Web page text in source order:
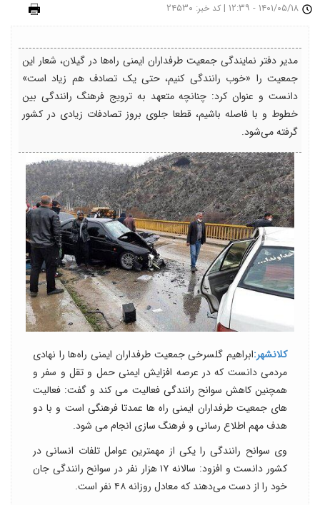
| کد خبر: ۲۴۵۳۰
مدیر دفتر نمایندگی جمعیت طرفداران ایمنی راه‌ها در گیلان، شعار این
جمعیت را «خوب رانندگی کنیم، حتی یک تصادف هم زیاد است»
دانست و عنوان کرد: چنانچه متعهد به ترویج فرهنگ رانندگی بین
خطوط و با فاصله باشیم، قطعا جلوی بروز تصادفات زیادی در کشور
گرفته می‌شود.
کلانشهر:ابراهیم گلسرخی جمعیت طرفداران ایمنی راه ها را نهادی
مردمی دانست که در عرصه افزایش ایمنی حمل و تقل و سفر و
همچنین کاهش سوانح رانندگی فعالیت می کند و گفت: فعالیت
های جمعیت طرفداران ایمنی راه ها عمدتا فرهنگی است و با دو
هدف مهم اطلاع رسانی و فرهنگ سازی انجام می شود.
وی سوانح رانندگی را یکی از مهمترین عوامل تلفات انسانی در
کشور دانست و افزود: سالانه ۱۷ هزار نفر در سوانح رانندگی جان
خود را از دست می‌دهند که معادل روزانه ۴۸ نفر است.